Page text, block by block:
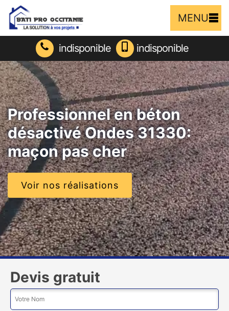
MENU
indisponible indisponible
Professionnel en béton
désactivé Ondes 31330:
maçon pas cher
Voir nos réalisations
Devis gratuit